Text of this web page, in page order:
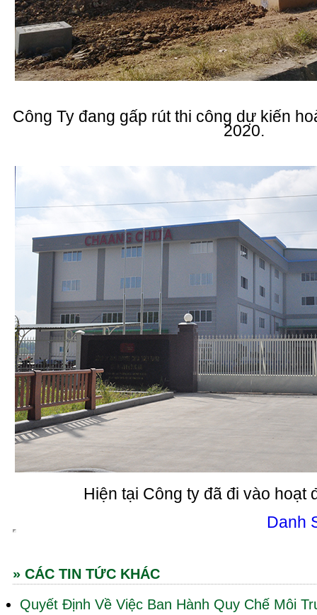
Công Ty đang gấp rút thi công dự kiến
2020.
Hiện tại Công ty đã đi vào hoạt
Danh
» CÁC TIN TỨC KHÁC
Quyết Định Về Việc Ban Hành Quy Chế Môi